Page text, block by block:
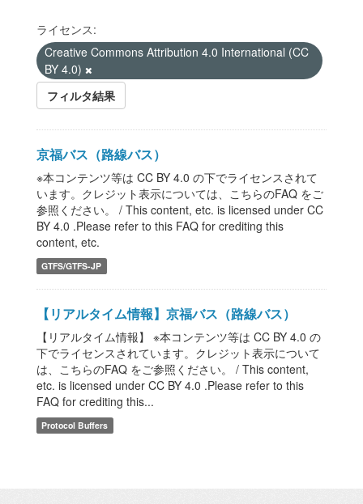
ライセンス:
Creative Commons Attribution 4.0 International (CC
BY 4.0)
フィルタ結果
京福バス（路線バス）
※本コンテンツ等は CC BY 4.0 の下でライセンスされて
います。クレジット表示については、こちらのFAQ をご
参照ください。 / This content, etc. is licensed under CC
BY 4.0 .Please refer to this FAQ for crediting this
content, etc.
GTFS/GTFS-JP
【リアルタイム情報】京福バス（路線バス）
【リアルタイム情報】 ※本コンテンツ等は CC BY 4.0 の
下でライセンスされています。クレジット表示について
は、こちらのFAQ をご参照ください。 / This content,
etc. is licensed under CC BY 4.0 .Please refer to this
FAQ for crediting this...
Protocol Buffers